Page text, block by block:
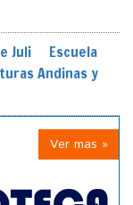
Juli
Escuela
Andinas y
Ver mas »